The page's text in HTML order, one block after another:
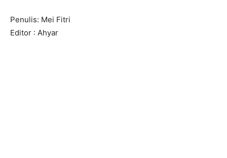
Penulis: Mei Fitri
Editor : Ahyar